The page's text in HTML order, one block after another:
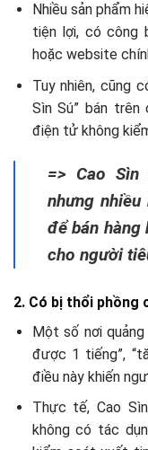
Nhiều sản phẩm
tiện lợi, có công
hoặc website
Tuy nhiên, cũng
Sìn Sú” bán
điện tử không
=> Cao
nhưng
để bán hàng
cho người
2. Có bị thổi phồng
Một số nơi
được 1 tiếng”,
điều này khiến
Thực tế, Cao
không có tác